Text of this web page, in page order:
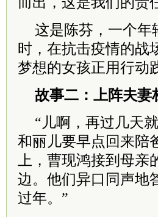
这是陈芬，一个年
时，在抗击疫情的战
梦想的女孩正用行动
故事二：上阵夫妻
“儿啊，再过几天
和丽儿要早点回来陪
上，曹现鸿接到母
边。他们异口同声地
过年。”